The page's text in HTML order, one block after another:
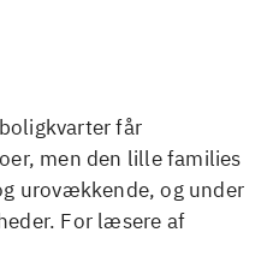
får
men den lille families
urovækkende, og under
For læsere af